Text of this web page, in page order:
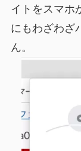
イトをスマホ
にもわざわざ
ん。